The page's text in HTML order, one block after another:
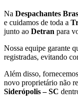
Na Despachantes
e cuidamos de toda a
junto ao Detran para
Nossa equipe garante
registradas, evitando
Além disso,
novo proprietário não
Siderópolis – SC